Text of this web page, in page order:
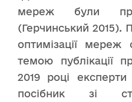
мереж були
(Герчинський 2015).
оптимізації мереж
темою публікації
2019 році експерти
посібник зі